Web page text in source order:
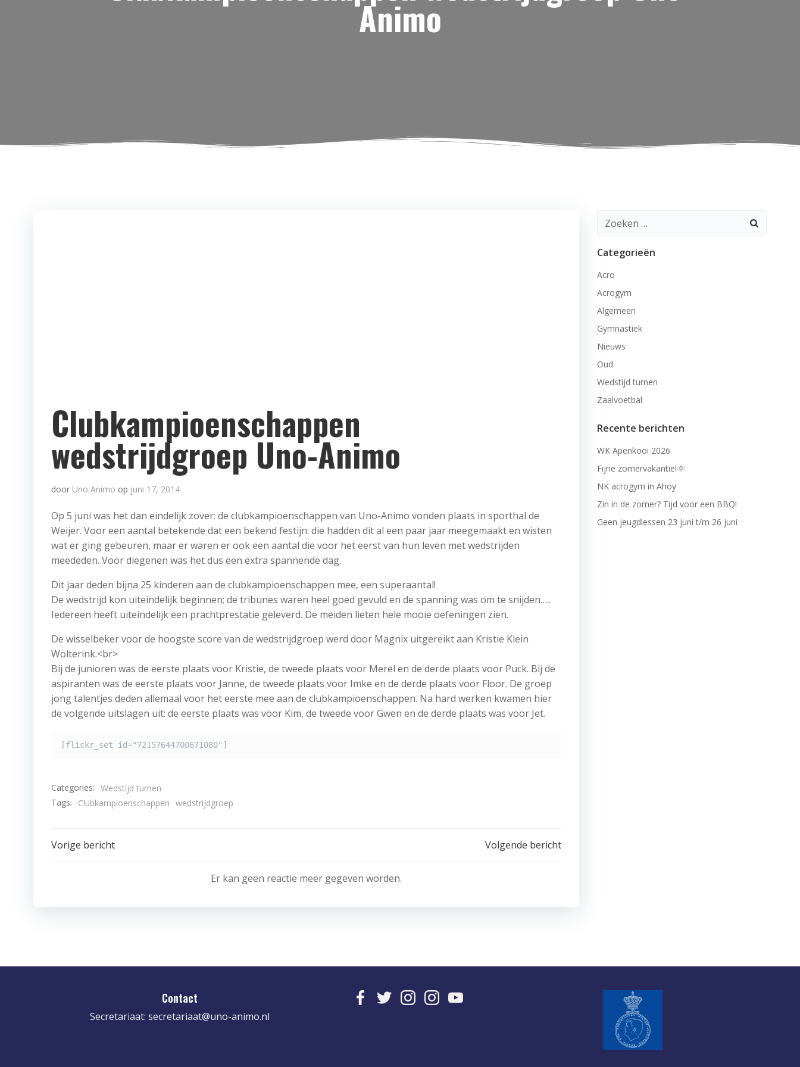
Animo
Clubkampioenschappen
wedstrijdgroep Uno-Animo
door Uno Animo op juni 17, 2014
Op 5 juni was het dan eindelijk zover: de clubkampioenschappen van Uno-Animo vonden plaats in sporthal de
Weijer. Voor een aantal betekende dat een bekend festijn: die hadden dit al een paar jaar meegemaakt en wisten
wat er ging gebeuren, maar er waren er ook een aantal die voor het eerst van hun leven met wedstrijden
meededen. Voor diegenen was het dus een extra spannende dag.
Dit jaar deden bijna 25 kinderen aan de clubkampioenschappen mee, een superaantal!
De wedstrijd kon uiteindelijk beginnen; de tribunes waren heel goed gevuld en de spanning was om te snijden…..
Iedereen heeft uiteindelijk een prachtprestatie geleverd. De meiden lieten hele mooie oefeningen zien.
De wisselbeker voor de hoogste score van de wedstrijdgroep werd door Magnix uitgereikt aan Kristie Klein
Wolterink.<br>
Bij de junioren was de eerste plaats voor Kristie, de tweede plaats voor Merel en de derde plaats voor Puck. Bij de
aspiranten was de eerste plaats voor Janne, de tweede plaats voor Imke en de derde plaats voor Floor. De groep
jong talentjes deden allemaal voor het eerste mee aan de clubkampioenschappen. Na hard werken kwamen hier
de volgende uitslagen uit: de eerste plaats was voor Kim, de tweede voor Gwen en de derde plaats was voor Jet.
[flickr_set id="72157644700671080"]
Categories: Wedstijd turnen
Tags:
Clubkampioenschappen wedstrijdgroep
Bericht
Vorige bericht
navigatie
Volgende bericht
Er kan geen reactie meer gegeven worden.
Zoeken
Categorieën
Acro
Acrogym
Algemeen
Gymnastiek
Nieuws
Oud
Wedstijd turnen
Zaalvoetbal
Recente berichten
WK Apenkooi 2026
Fijne zomervakantie!🌞
NK acrogym in Ahoy
Zin in de zomer? Tijd voor een BBQ!
Geen jeugdlessen 23 juni t/m 26 juni
Contact
Secretariaat:secretariaat@uno-animo.nl